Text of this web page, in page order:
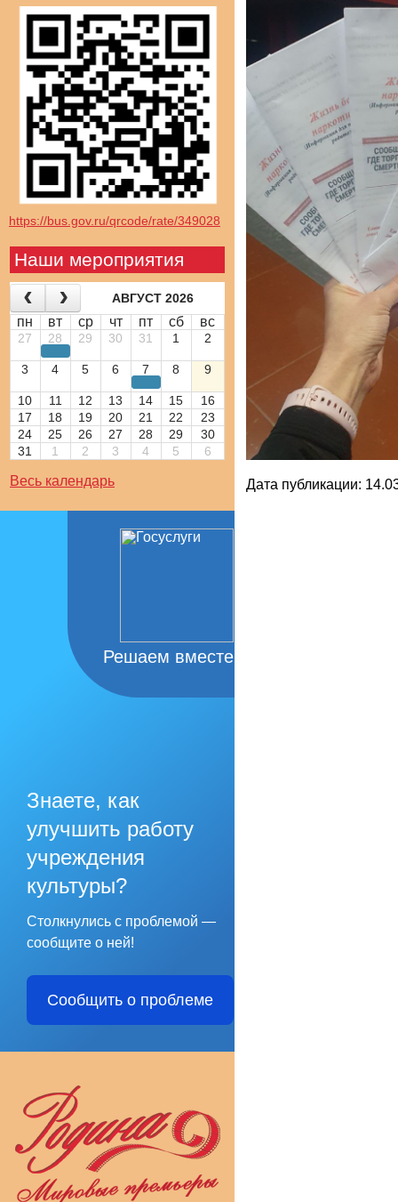
https://bus.gov.ru/qrcode/rate/349028
Наши мероприятия
АВГУСТ 2026
пн вт ср чт пт сб вс
27 28 29 30 31 1 2
3 4 5 6 7 8 9
10 11 12 13 14 15
16
17
18 19 20 21 22
23
24
25 26 27 28 29
30
31
1 2 3 4 5 6
Весь календарь
Решаем вместе
Знаете, как
улучшить работу
учреждения
культуры?
Столкнулись с проблемой —
сообщите о ней!
Сообщить о проблеме
Дата публикации: